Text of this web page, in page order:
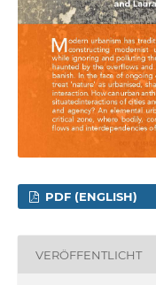
PDF (ENGLISH)
VERÖFFENTLICHT